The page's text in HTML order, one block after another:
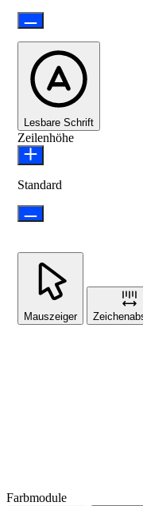
Lesbare Schrift
Zeilenhöhe
Standard
Mauszeiger
Farbmodule